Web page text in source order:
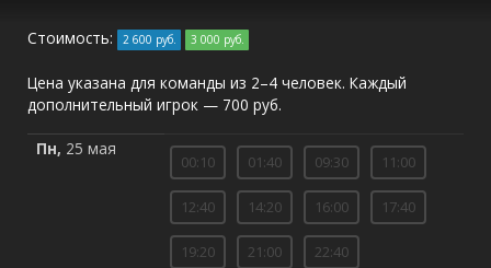
Стоимость: 2 600 руб. 3 000 руб.
Цена указана для команды из 2–4 человек. Каждый
дополнительный игрок — 700 руб.
Пн, 25 мая
00:10 01:40 09:30 11:00
12:40 14:20 16:00 17:40
19:20 21:00 22:40